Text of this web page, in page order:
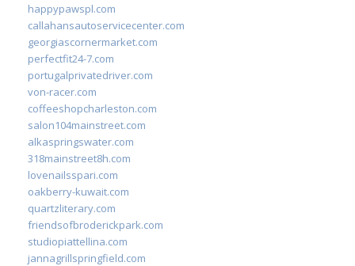
happypawspl.com
callahansautoservicecenter.com
georgiascornermarket.com
perfectfit24-7.com
portugalprivatedriver.com
von-racer.com
coffeeshopcharleston.com
salon104mainstreet.com
alkaspringswater.com
318mainstreet8h.com
lovenailsspari.com
oakberry-kuwait.com
quartzliterary.com
friendsofbroderickpark.com
studiopiattellina.com
jannagrillspringfield.com